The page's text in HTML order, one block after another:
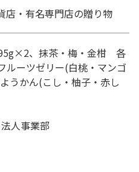
・有名専門店の贈り物
、抹茶・梅・金柑 各
ーツゼリー(白桃・マンゴ
かん(こし・柚子・赤し
人事業部